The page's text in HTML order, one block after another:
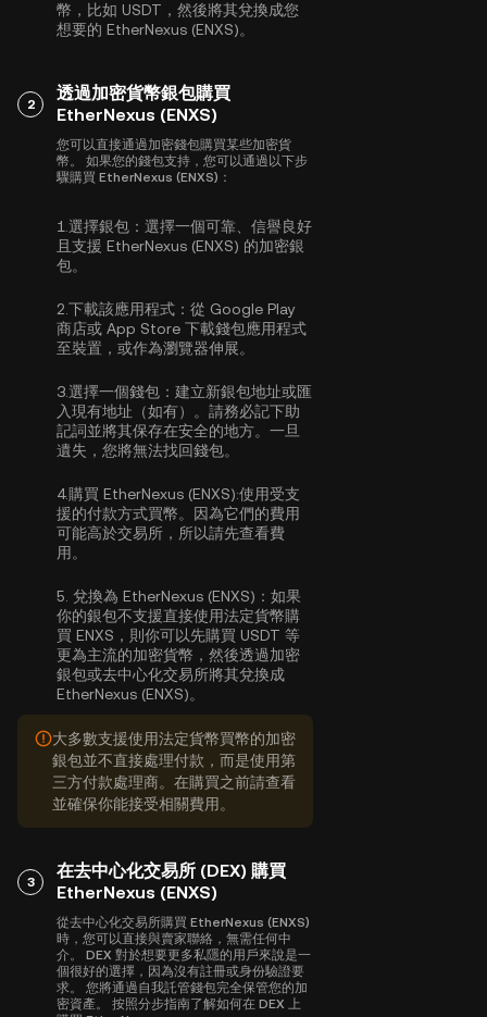
幣，比如 USDT ，然後將其兌換成您
想要的 EtherNexus (ENXS)。
2
透過加密貨幣銀包購買
EtherNexus (ENXS)
您可以直接通過加密錢包購買某些加密貨
幣。 如果您的錢包支持，您可以通過以下步
驟購買 EtherNexus (ENXS)：
1. 選擇銀包： 選擇一個可靠、信譽良好
且支援 EtherNexus (ENXS) 的加密銀
包。
2. 下載該應用程式： 從 Google Play
商店或 App Store 下載錢包應用程式
至裝置，或作為瀏覽器伸展。
3.選擇一個錢包： 建立新銀包地址或匯
入現有地址（如有）。請務必記下助
記詞並將其保存在安全的地方。一旦
遺失，您將無法找回錢包。
4.購買 EtherNexus (ENXS):使用受支
援的付款方式買幣。因為它們的費用
可能高於交易所，所以請先查看費
用。
5. 兌換為 EtherNexus (ENXS)： 如果
你的銀包不支援直接使用法定貨幣購
買 ENXS，則你可以先購買 USDT 等
更為主流的加密貨幣，然後透過加密
銀包或去中心化交易所將其兌換成
EtherNexus (ENXS)。
大多數支援使用法定貨幣買幣的加密
銀包並不直接處理付款，而是使用第
三方付款處理商。在購買之前請查看
並確保你能接受相關費用。
3
在去中心化交易所 (DEX) 購買
EtherNexus (ENXS)
從去中心化交易所購買 EtherNexus (ENXS)
時，您可以直接與賣家聯絡，無需任何中
介。 DEX 對於想要更多私隱的用戶來說是一
個很好的選擇，因為沒有註冊或身份驗證要
求。 您將通過自我託管錢包完全保管您的加
密資產。 按照分步指南了解如何在 DEX 上